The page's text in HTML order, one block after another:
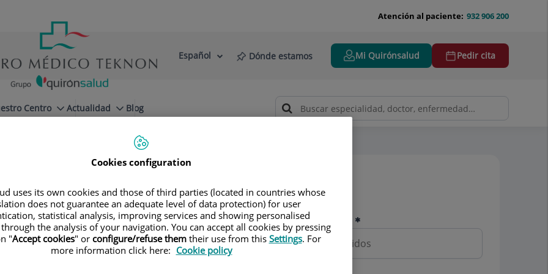
932 906 200
Atención al paciente:
Selector
Idioma
Español Dónde estamos Mi Quirónsalud Pedir cita
Centro Actualidad Blog
capilar +Gournay
Pedir cita
Nombre y apellidos
Cookies configuration
uses its own cookies and those of third parties (located in countries whose
does not guarantee an adequate level of data protection) for user
statistical analysis, improving services and showing personalised
the analysis of your navigation. You can accept all cookies by pressing
"Accept cookies" or configure/refuse themtheir use from this Settings. For
more information click here: Cookie policy